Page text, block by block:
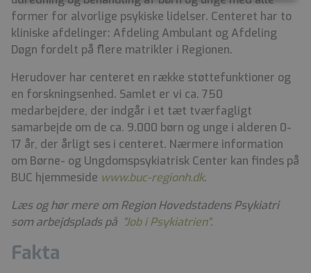
former for alvorlige psykiske lidelser. Centeret har to
kliniske afdelinger: Afdeling Ambulant og Afdeling
Døgn fordelt på flere matrikler i Regionen.
Herudover har centeret en række støttefunktioner og
en forskningsenhed. Samlet er vi ca. 750
medarbejdere, der indgår i et tæt tværfagligt
samarbejde om de ca. 9.000 børn og unge i alderen 0-
17 år, der årligt ses i centeret. Nærmere information
om Børne- og Ungdomspsykiatrisk Center kan findes på
BUC hjemmeside www.buc-regionh.dk.
Læs og hør mere om Region Hovedstadens Psykiatri
som arbejdsplads på "Job i Psykiatrien".
Fakta